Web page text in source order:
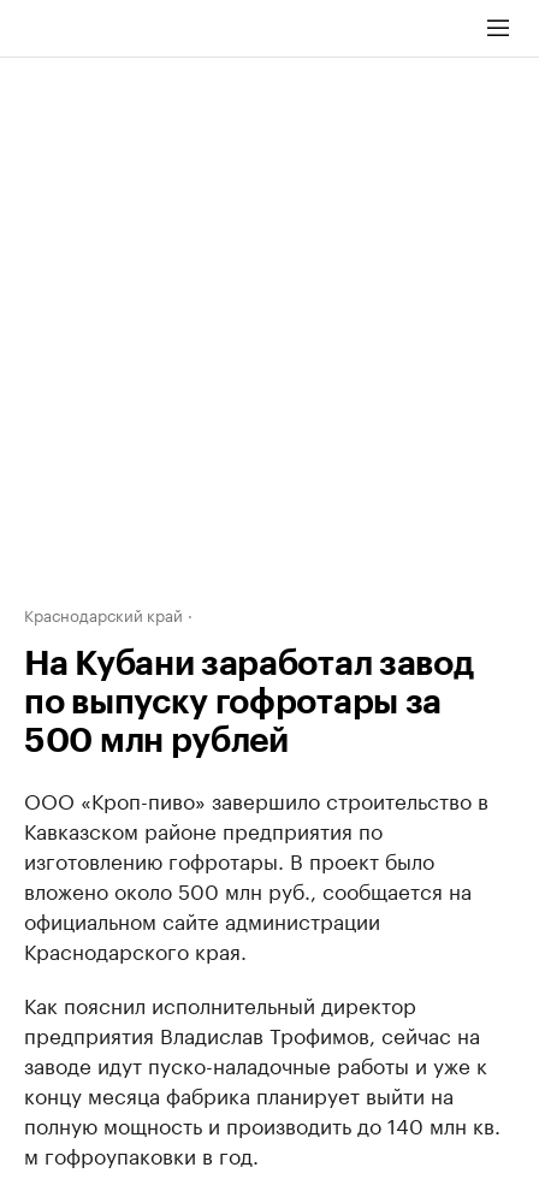
Краснодарский край
На Кубани заработал завод
по выпуску гофротары за
500 млн рублей
ООО «Кроп-пиво» завершило строительство в
Кавказском районе предприятия по
изготовлению гофротары. В проект было
вложено около 500 млн руб., сообщается на
официальном сайте администрации
Краснодарского края.
Как пояснил исполнительный директор
предприятия Владислав Трофимов, сейчас на
заводе идут пуско-наладочные работы и уже к
концу месяца фабрика планирует выйти на
полную мощность и производить до 140 млн кв.
м гофроупаковки в год.